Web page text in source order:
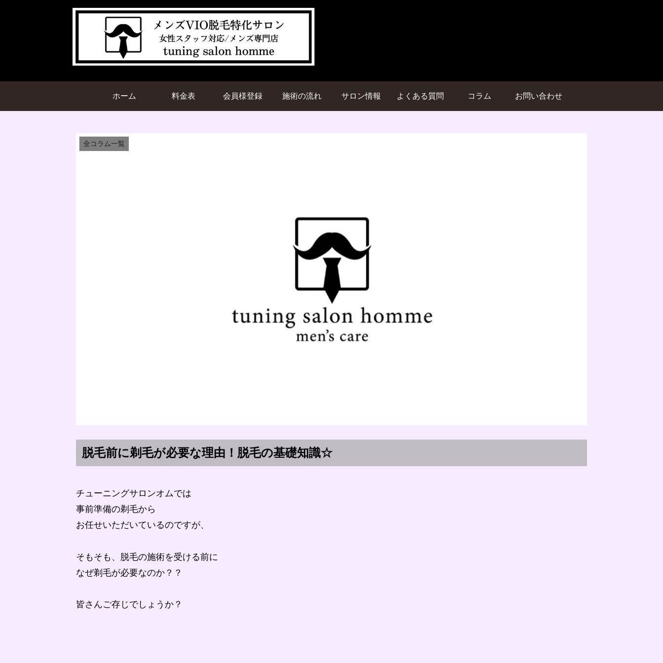
ホーム 料金表 会員様登録 施術の流れ サロン情報 よくある質問 コラム お問い合わせ
全コラム一覧
脱毛前に剃毛が必要な理由！脱毛の基礎知識☆
チューニングサロンオムでは
事前準備の剃毛から
お任せいただいているのですが、
そもそも、脱毛の施術を受ける前に
なぜ剃毛が必要なのか？？
皆さんご存じでしょうか？